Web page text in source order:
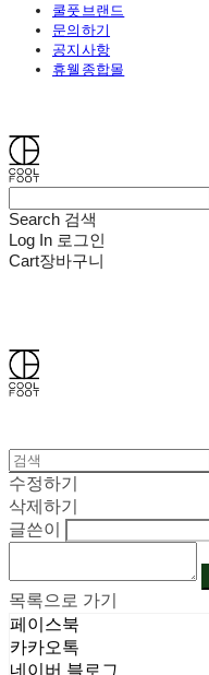
쿨풋브랜드
문의하기
공지사항
휴웰종합몰
Search 검색
Log In 로그인
Cart장바구니
수정하기
삭제하기
글쓴이
목록으로 가기
페이스북
카카오톡
네이버 블로그